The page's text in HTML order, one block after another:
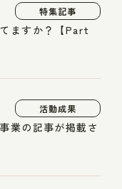
特集記事
ますか？【Part
活動成果
業の記事が掲載さ